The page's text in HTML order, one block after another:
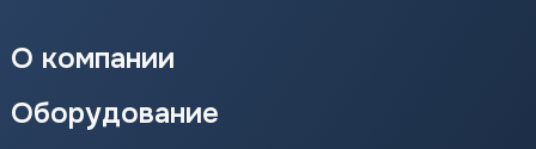
О компании
Оборудование